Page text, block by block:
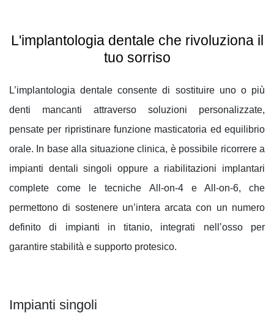
L'implantologia dentale che rivoluziona il
tuo sorriso
L’implantologia dentale consente di sostituire uno o più
denti mancanti attraverso soluzioni personalizzate,
pensate per ripristinare funzione masticatoria ed equilibrio
orale. In base alla situazione clinica, è possibile ricorrere a
impianti dentali singoli oppure a riabilitazioni implantari
complete come le tecniche All-on-4 e All-on-6, che
permettono di sostenere un’intera arcata con un numero
definito di impianti in titanio, integrati nell’osso per
garantire stabilità e supporto protesico.
Impianti singoli